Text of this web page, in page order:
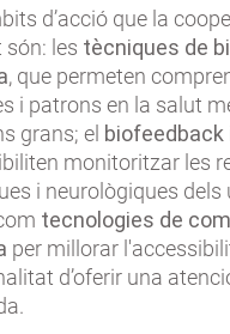
d’acció que la
les tècniques de
, que permeten
i patrons en la salut
grans; el biofeedback
monitoritzar les
i neurològiques dels
tecnologies de
per millorar
d’oferir una